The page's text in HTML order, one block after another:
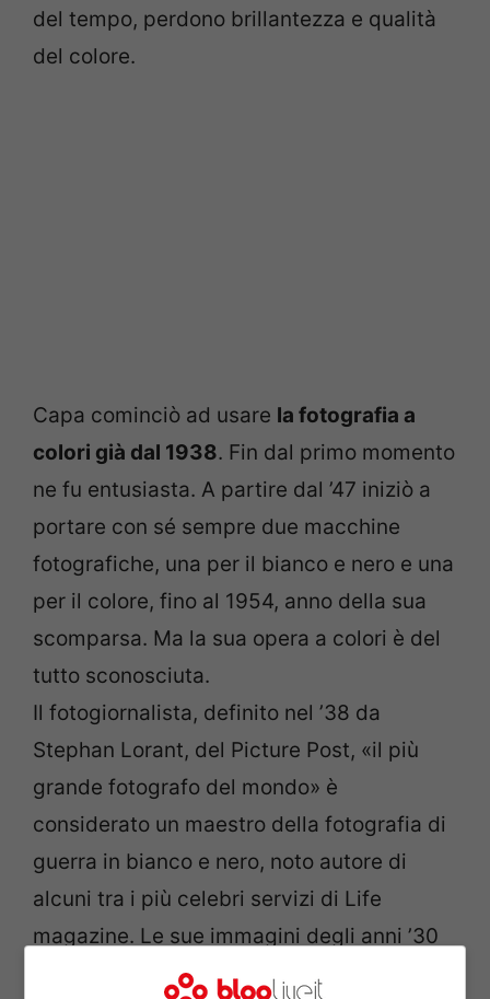
del tempo, perdono brillantezza e qualità
del colore.
Capa cominciò ad usare la fotografia a
colori già dal 1938. Fin dal primo momento
ne fu entusiasta. A partire dal ’47 iniziò a
portare con sé sempre due macchine
fotografiche, una per il bianco e nero e una
per il colore, fino al 1954, anno della sua
scomparsa. Ma la sua opera a colori è del
tutto sconosciuta.
Il fotogiornalista, definito nel ’38 da
Stephan Lorant, del Picture Post, «il più
grande fotografo del mondo» è
considerato un maestro della fotografia di
guerra in bianco e nero, noto autore di
alcuni tra i più celebri servizi di Life
magazine. Le sue immagini degli anni ’30
della guerra civile di Spagna, della